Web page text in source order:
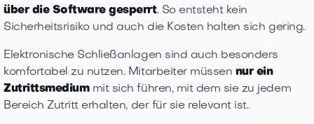
über die Software gesperrt. So entsteht kein
Sicherheitsrisiko und auch die Kosten halten sich gering.
Elektronische Schließanlagen sind auch besonders
komfortabel zu nutzen. Mitarbeiter müssen nur ein
Zutrittsmediummit sich führen, mit dem sie zu jedem
Bereich Zutritt erhalten, der für sie relevant ist.